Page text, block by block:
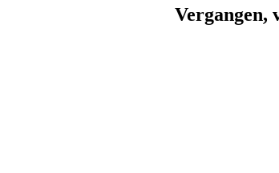
Vergangen,